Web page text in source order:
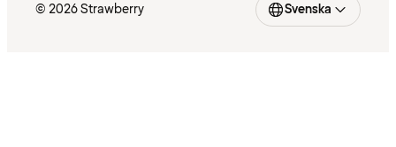
© 2026 Strawberry Svenska